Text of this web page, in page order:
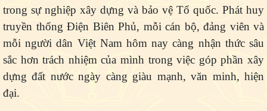
trong sự nghiệp xây dựng và bảo vệ Tổ quốc. Phát huy
truyền thống Điện Biên Phủ, mỗi cán bộ, đảng viên và
mỗi người dân Việt Nam hôm nay càng nhận thức sâu
sắc hơn trách nhiệm của mình trong việc góp phần xây
dựng đất nước ngày càng giàu mạnh, văn minh, hiện
đại.